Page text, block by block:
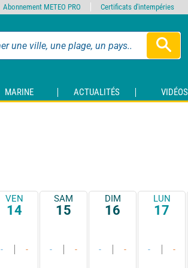
MARINE ACTUALITÉS VIDÉOS
VEN
14
- -
SAM
15
- -
DIM
16
- -
LUN
17
- -
Abonnement METEO PRO Certificats d'intempéries